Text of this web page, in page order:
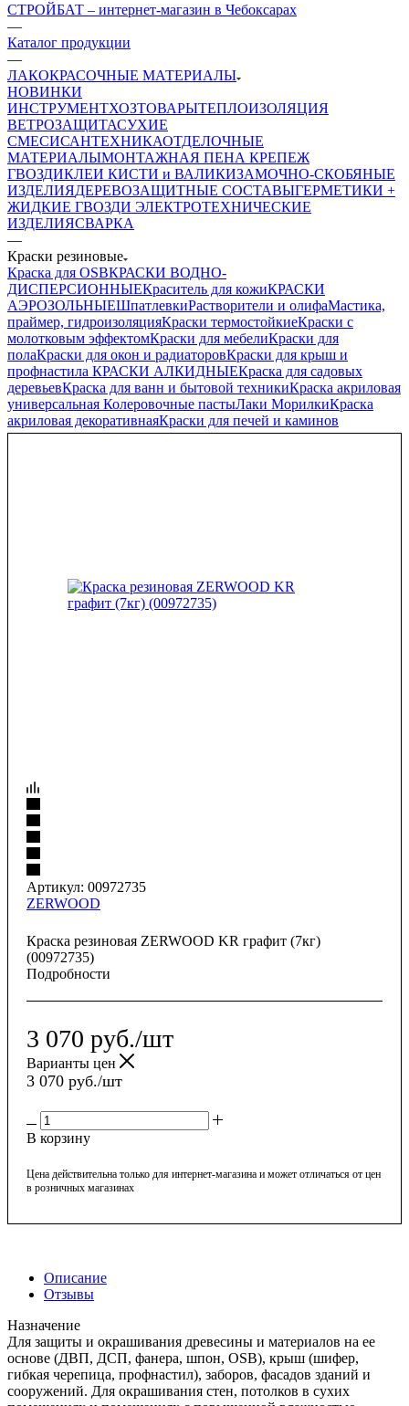
СТРОЙБАТ – интернет-магазин в Чебоксарах
—
Каталог продукции
—
ЛАКОКРАСОЧНЫЕ МАТЕРИАЛЫ
НОВИНКИ
ИНСТРУМЕНТХОЗТОВАРЫТЕПЛОИЗОЛЯЦИЯ
ВЕТРОЗАЩИТАСУХИЕ
СМЕСИСАНТЕХНИКАОТДЕЛОЧНЫЕ
МАТЕРИАЛЫМОНТАЖНАЯ ПЕНА КРЕПЕЖ
ГВОЗДИКЛЕИ КИСТИ и ВАЛИКИЗАМОЧНО-СКОБЯНЫЕ
ИЗДЕЛИЯДЕРЕВОЗАЩИТНЫЕ СОСТАВЫГЕРМЕТИКИ +
ЖИДКИЕ ГВОЗДИ ЭЛЕКТРОТЕХНИЧЕСКИЕ
ИЗДЕЛИЯСВАРКА
—
Краски резиновые
Краска для OSBКРАСКИ ВОДНО-
ДИСПЕРСИОННЫЕКраситель для кожиКРАСКИ
АЭРОЗОЛЬНЫЕШпатлевкиРастворители и олифаМастика,
праймер, гидроизоляцияКраски термостойкиеКраски с
молотковым эффектомКраски для мебелиКраски для
полаКраски для окон и радиаторовКраски для крыш и
профнастила КРАСКИ АЛКИДНЫЕКраска для садовых
деревьевКраска для ванн и бытовой техникиКраска акриловая
универсальная Колеровочные пастыЛаки МорилкиКраска
акриловая декоративнаяКраски для печей и каминов
Артикул: 00972735
ZERWOOD
Краска резиновая ZERWOOD KR графит (7кг)
(00972735)
Подробности
3 070 руб./шт
Варианты цен
3 070 руб./шт
В корзину
Цена действительна только для интернет-магазина и может отличаться от цен
в розничных магазинах
Описание
Отзывы
Назначение
Для защиты и окрашивания древесины и материалов на ее
основе (ДВП, ДСП, фанера, шпон, OSB), крыш (шифер,
гибкая черепица, профнастил), заборов, фасадов зданий и
сооружений. Для окрашивания стен, потолков в сухих